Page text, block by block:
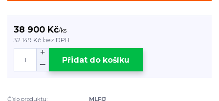
38 900 Kč/ks
32 149 Kč bez DPH
Přidat do košíku
Číslo produktu: MLFIJ